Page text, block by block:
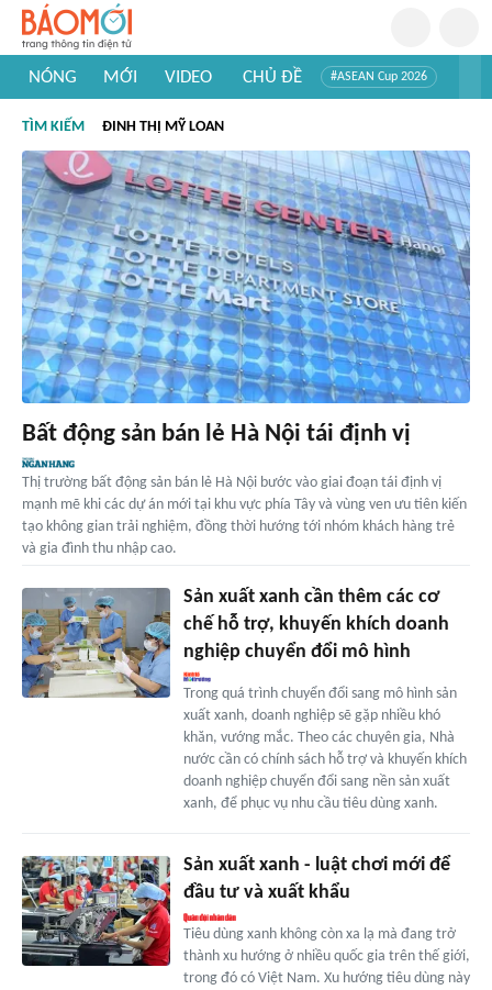
NÓNG MỚI VIDEO CHỦ ĐỀ #ASEAN Cup 2026
#Khám phá thế giới
TÌM KIẾM ĐINH THỊ MỸ LOAN
Bất động sản bán lẻ Hà Nội tái định vị
Thị trường bất động sản bán lẻ Hà Nội bước vào giai đoạn tái định vị
mạnh mẽ khi các dự án mới tại khu vực phía Tây và vùng ven ưu tiên kiến
tạo không gian trải nghiệm, đồng thời hướng tới nhóm khách hàng trẻ
và gia đình thu nhập cao.
Sản xuất xanh cần thêm các cơ
chế hỗ trợ, khuyến khích doanh
nghiệp chuyển đổi mô hình
Trong quá trình chuyển đổi sang mô hình sản
xuất xanh, doanh nghiệp sẽ gặp nhiều khó
khăn, vướng mắc. Theo các chuyên gia, Nhà
nước cần có chính sách hỗ trợ và khuyến khích
doanh nghiệp chuyển đổi sang nền sản xuất
xanh, để phục vụ nhu cầu tiêu dùng xanh.
Sản xuất xanh - luật chơi mới để
đầu tư và xuất khẩu
Tiêu dùng xanh không còn xa lạ mà đang trở
thành xu hướng ở nhiều quốc gia trên thế giới,
trong đó có Việt Nam. Xu hướng tiêu dùng này